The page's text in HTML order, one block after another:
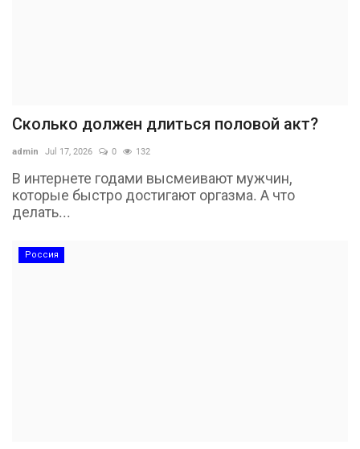
Сколько должен длиться половой акт?
admin Jul 17, 2026 0 132
В интернете годами высмеивают мужчин,
которые быстро достигают оргазма. А что
делать...
Россия